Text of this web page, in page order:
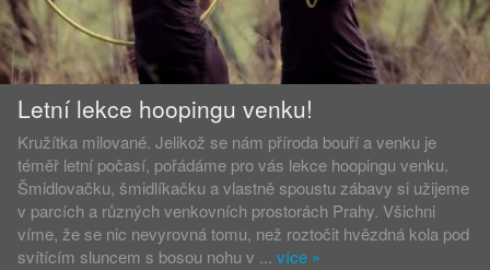
Letní lekce hoopingu venku!
Kružítka milované. Jelikož se nám příroda bouří a venku je
téměř letní počasí, pořádáme pro vás lekce hoopingu venku.
Šmidlovačku, šmidlíkačku a vlastně spoustu zábavy si užijeme
v parcích a různých venkovních prostorách Prahy. Všichni
víme, že se nic nevyrovná tomu, než roztočit hvězdná kola pod
svítícím sluncem s bosou nohu v ... více »